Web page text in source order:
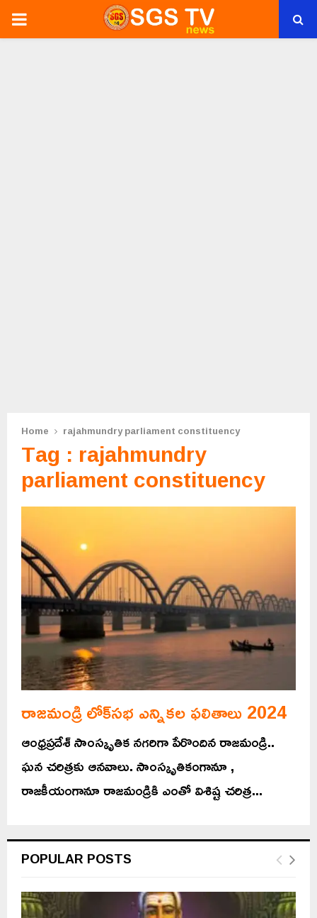
PRIMARY
Home rajahmundry parliament constituency
Tag : rajahmundry
parliament constituency
రాజమండ్రి లోక్‌సభ ఎన్నికల ఫలితాలు 2024
ఆంధ్రప్రదేశ్ సాంస్కృతిక నగరిగా పేరొందిన రాజమండ్రి..
ఘన చరిత్రకు ఆనవాలు. సాంస్కృతికంగానూ ,
రాజకీయంగానూ రాజమండ్రికి ఎంతో విశిష్ట చరిత్ర...
POPULAR POSTS